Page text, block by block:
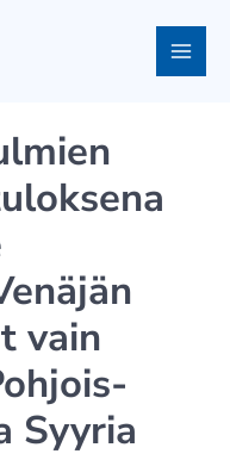
vain
Syyria